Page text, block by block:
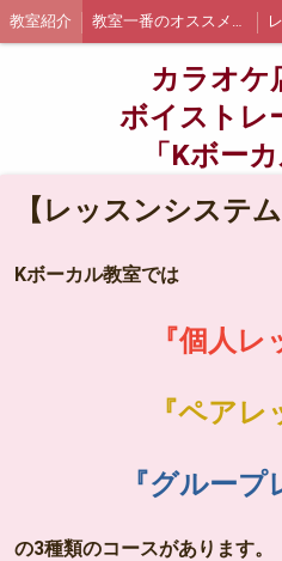
教室紹介 教室一番のオススメポイント
出張レッスンについて お支払い方法
ブログ
カラオケ
ボイストレ
「Kボー
【レッスンシステム
Kボーカル教室では
『個人レ
『ペアレ
『グループ
の3種類のコースがあります。